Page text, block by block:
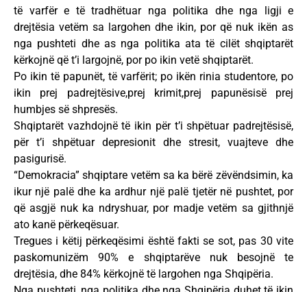
të varfër e të tradhëtuar nga politika dhe nga ligji e
drejtësia vetëm sa largohen dhe ikin, por që nuk ikën as
nga pushteti dhe as nga politika ata të cilët shqiptarët
kërkojnë që t’i largojnë, por po ikin vetë shqiptarët.
Po ikin të papunët, të varfërit; po ikën rinia studentore, po
ikin prej padrejtësive,prej krimit,prej papunësisë prej
humbjes së shpresës.
Shqiptarët vazhdojnë të ikin për t’i shpëtuar padrejtësisë,
për t’i shpëtuar depresionit dhe stresit, vuajteve dhe
pasigurisë.
“Demokracia” shqiptare vetëm sa ka bërë zëvëndsimin, ka
ikur një palë dhe ka ardhur një palë tjetër në pushtet, por
që asgjë nuk ka ndryshuar, por madje vetëm sa gjithnjë
ato kanë përkeqësuar.
Tregues i këtij përkeqësimi është fakti se sot, pas 30 vite
paskomunizëm 90% e shqiptarëve nuk besojnë te
drejtësia, dhe 84% kërkojnë të largohen nga Shqipëria.